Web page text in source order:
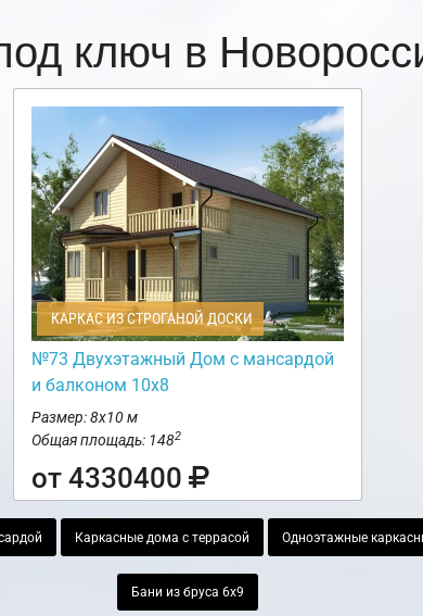
ключ в
КАРКАС ИЗ СТРОГАНОЙ ДОСКИ
№73 Двухэтажный Дом с мансардой
и балконом 10х8
Размер: 8х10 м
Общая площадь: 1482
от 4330400
Каркасные дома с террасой Одноэтажные
Бани из бруса 6х9